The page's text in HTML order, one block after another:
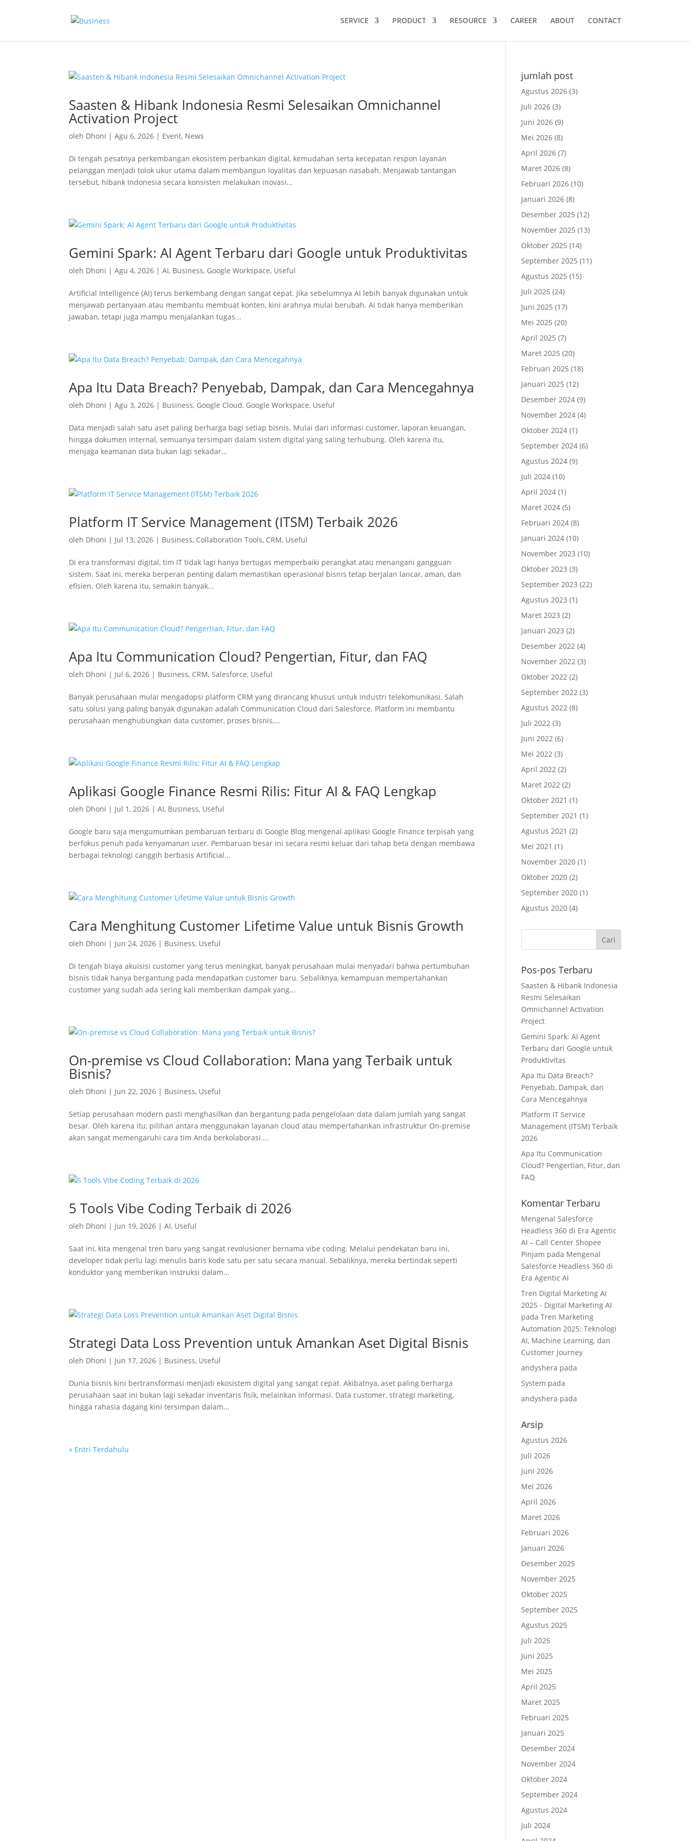
SERVICE PRODUCT RESOURCE CAREER ABOUT CONTACT
Saasten & Hibank Indonesia Resmi Selesaikan Omnichannel
Activation Project
oleh Dhoni |Agu 6, 2026 | Event, News
Di tengah pesatnya perkembangan ekosistem perbankan digital, kemudahan serta kecepatan respon layanan
pelanggan menjadi tolok ukur utama dalam membangun loyalitas dan kepuasan nasabah. Menjawab tantangan
tersebut, hibank Indonesia secara konsisten melakukan inovasi...
Gemini Spark: AI Agent Terbaru dari Google untuk Produktivitas
oleh Dhoni |Agu 4, 2026 |AI, Business, Google Workspace, Useful
Artificial Intelligence (AI) terus berkembang dengan sangat cepat. Jika sebelumnya AI lebih banyak digunakan untuk
menjawab pertanyaan atau membantu membuat konten, kini arahnya mulai berubah. AI tidak hanya memberikan
jawaban, tetapi juga mampu menjalankan tugas...
Apa Itu Data Breach? Penyebab, Dampak, dan Cara Mencegahnya
oleh Dhoni |Agu 3, 2026 | Business, Google Cloud, Google Workspace, Useful
Data menjadi salah satu aset paling berharga bagi setiap bisnis. Mulai dari informasi customer, laporan keuangan,
hingga dokumen internal, semuanya tersimpan dalam sistem digital yang saling terhubung. Oleh karena itu,
menjaga keamanan data bukan lagi sekadar...
Platform IT Service Management (ITSM) Terbaik 2026
oleh Dhoni | Jul 13, 2026 | Business, Collaboration Tools, CRM, Useful
Di era transformasi digital, tim IT tidak lagi hanya bertugas memperbaiki perangkat atau menangani gangguan
sistem. Saat ini, mereka berperan penting dalam memastikan operasional bisnis tetap berjalan lancar, aman, dan
efisien. Oleh karena itu, semakin banyak...
Apa Itu Communication Cloud? Pengertian, Fitur, dan FAQ
oleh Dhoni | Jul 6, 2026 | Business, CRM,Salesforce, Useful
Banyak perusahaan mulai mengadopsi platform CRM yang dirancang khusus untuk industri telekomunikasi. Salah
satu solusi yang paling banyak digunakan adalah Communication Cloud dari Salesforce. Platform ini membantu
perusahaan menghubungkan data customer, proses bisnis,...
Aplikasi Google Finance Resmi Rilis: Fitur AI & FAQ Lengkap
oleh Dhoni | Jul 1, 2026 |AI, Business, Useful
Google baru saja mengumumkan pembaruan terbaru di Google Blog mengenai aplikasi Google Finance terpisah yang
berfokus penuh pada kenyamanan user. Pembaruan besar ini secara resmi keluar dari tahap beta dengan membawa
berbagai teknologi canggih berbasis Artificial...
Cara Menghitung Customer Lifetime Value untuk Bisnis Growth
oleh Dhoni | Jun 24, 2026 | Business, Useful
Di tengah biaya akuisisi customer yang terus meningkat, banyak perusahaan mulai menyadari bahwa pertumbuhan
bisnis tidak hanya bergantung pada mendapatkan customer baru. Sebaliknya, kemampuan mempertahankan
customer yang sudah ada sering kali memberikan dampak yang...
On-premise vs Cloud Collaboration: Mana yang Terbaik untuk
Bisnis?
oleh Dhoni | Jun 22, 2026 | Business, Useful
Setiap perusahaan modern pasti menghasilkan dan bergantung pada pengelolaan data dalam jumlah yang sangat
besar. Oleh karena itu, pilihan antara menggunakan layanan cloud atau mempertahankan infrastruktur On-premise
akan sangat memengaruhi cara tim Anda berkolaborasi....
5 Tools Vibe Coding Terbaik di 2026
oleh Dhoni | Jun 19, 2026 |AI, Useful
Saat ini, kita mengenal tren baru yang sangat revolusioner bernama vibe coding. Melalui pendekatan baru ini,
developer tidak perlu lagi menulis baris kode satu per satu secara manual. Sebaliknya, mereka bertindak seperti
konduktor yang memberikan instruksi dalam...
Strategi Data Loss Prevention untuk Amankan Aset Digital Bisnis
oleh Dhoni | Jun 17, 2026 | Business, Useful
Dunia bisnis kini bertransformasi menjadi ekosistem digital yang sangat cepat. Akibatnya, aset paling berharga
perusahaan saat ini bukan lagi sekadar inventaris fisik, melainkan informasi. Data customer, strategi marketing,
hingga rahasia dagang kini tersimpan dalam...
« Entri Terdahulu
jumlah post
Agustus 2026 (3)
Juli 2026 (3)
Juni 2026 (9)
Mei 2026 (8)
April 2026 (7)
Maret 2026 (8)
Februari 2026 (10)
Januari 2026 (8)
Desember 2025 (12)
November 2025 (13)
Oktober 2025 (14)
September 2025 (11)
Agustus 2025 (15)
Juli 2025 (24)
Juni 2025 (17)
Mei 2025 (20)
April 2025 (7)
Maret 2025 (20)
Februari 2025 (18)
Januari 2025 (12)
Desember 2024 (9)
November 2024 (4)
Oktober 2024 (1)
September 2024 (6)
Agustus 2024 (9)
Juli 2024 (10)
April 2024 (1)
Maret 2024 (5)
Februari 2024 (8)
Januari 2024 (10)
November 2023 (10)
Oktober 2023 (3)
September 2023 (22)
Agustus 2023 (1)
Maret 2023 (2)
Januari 2023 (2)
Desember 2022 (4)
November 2022 (3)
Oktober 2022 (2)
September 2022 (3)
Agustus 2022 (8)
Juli 2022 (3)
Juni 2022 (6)
Mei 2022 (3)
April 2022 (2)
Maret 2022 (2)
Oktober 2021 (1)
September 2021 (1)
Agustus 2021 (2)
Mei 2021 (1)
November 2020 (1)
Oktober 2020 (2)
September 2020 (1)
Agustus 2020 (4)
Pos-pos Terbaru
Saasten & Hibank Indonesia
Resmi Selesaikan
Omnichannel Activation
Project
Gemini Spark: AI Agent
Terbaru dari Google untuk
Produktivitas
Apa Itu Data Breach?
Penyebab, Dampak, dan
Cara Mencegahnya
Platform IT Service
Management (ITSM) Terbaik
2026
Apa Itu Communication
Cloud? Pengertian, Fitur, dan
FAQ
Komentar Terbaru
Mengenal Salesforce
Headless 360 di Era Agentic
AI – Call Center Shopee
Pinjam pada Mengenal
Salesforce Headless 360 di
Era Agentic AI
Tren Digital Marketing AI
2025 - Digital Marketing AI
padaTren Marketing
Automation 2025: Teknologi
AI, Machine Learning, dan
Customer Journey
andyshera pada
System pada
andyshera pada
Arsip
Agustus 2026
Juli 2026
Juni 2026
Mei 2026
April 2026
Maret 2026
Februari 2026
Januari 2026
Desember 2025
November 2025
Oktober 2025
September 2025
Agustus 2025
Juli 2025
Juni 2025
Mei 2025
April 2025
Maret 2025
Februari 2025
Januari 2025
Desember 2024
November 2024
Oktober 2024
September 2024
Agustus 2024
Juli 2024